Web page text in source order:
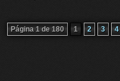
Página 1 de 180 1 2 3 4